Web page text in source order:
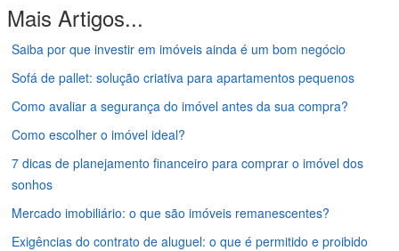
Mais Artigos...
Saiba por que investir em imóveis ainda é um bom negócio
Sofá de pallet: solução criativa para apartamentos pequenos
Como avaliar a segurança do imóvel antes da sua compra?
Como escolher o imóvel ideal?
7 dicas de planejamento financeiro para comprar o imóvel dos
sonhos
Mercado imobiliário: o que são imóveis remanescentes?
Exigências do contrato de aluguel: o que é permitido e proibido